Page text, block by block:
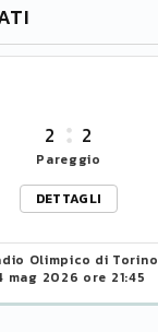
2 2
Pareggio
DETTAGLI
Olimpico di Torino
mag 2026 ore 21:45